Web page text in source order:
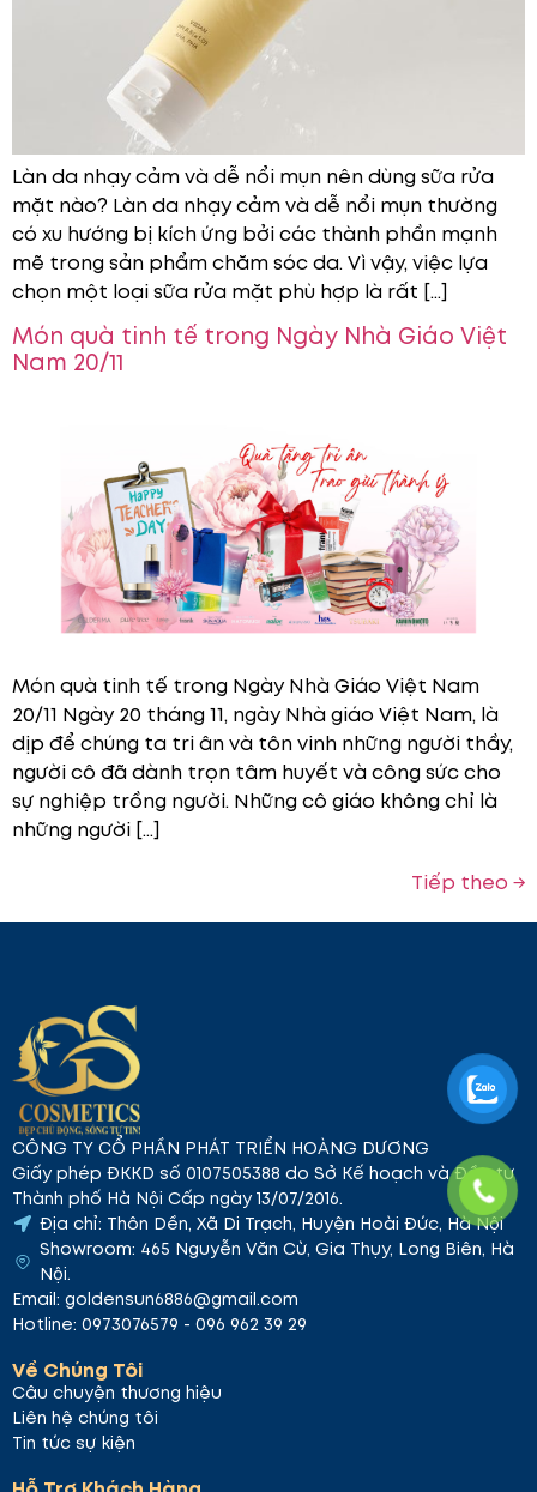
Làn da nhạy cảm và dễ nổi mụn nên dùng sữa rửa
mặt nào? Làn da nhạy cảm và dễ nổi mụn thường
có xu hướng bị kích ứng bởi các thành phần mạnh
mẽ trong sản phẩm chăm sóc da. Vì vậy, việc lựa
chọn một loại sữa rửa mặt phù hợp là rất […]
Món quà tinh tế trong Ngày Nhà Giáo Việt
Nam 20/11
Món quà tinh tế trong Ngày Nhà Giáo Việt Nam
20/11 Ngày 20 tháng 11, ngày Nhà giáo Việt Nam, là
dịp để chúng ta tri ân và tôn vinh những người thầy,
người cô đã dành trọn tâm huyết và công sức cho
sự nghiệp trồng người. Những cô giáo không chỉ là
những người […]
Tiếp theo →
CÔNG TY CỔ PHẦN PHÁT TRIỂN HOÀNG DƯƠNG
Giấy phép ĐKKD số 0107505388 do Sở Kế hoạch và Đầu tư
Thành phố Hà Nội Cấp ngày 13/07/2016.
Địa chỉ: Thôn Dền, Xã Di Trạch, Huyện Hoài Đức, Hà Nội
Showroom: 465 Nguyễn Văn Cừ, Gia Thụy, Long Biên, Hà
Nội.
Email: goldensun6886@gmail.com
Hotline: 0973076579 - 096 962 39 29
Về Chúng Tôi
Câu chuyện thương hiệu
Liên hệ chúng tôi
Tin tức sự kiện